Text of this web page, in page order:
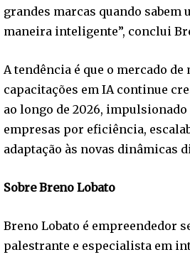
grandes marcas quando sabem
maneira inteligente”, conclui
A tendência é que o mercado de
capacitações em IA continue
ao longo de 2026, impulsionado
empresas por eficiência,
adaptação às novas dinâmicas
Sobre Breno Lobato
Breno Lobato é empreendedor
palestrante e especialista em